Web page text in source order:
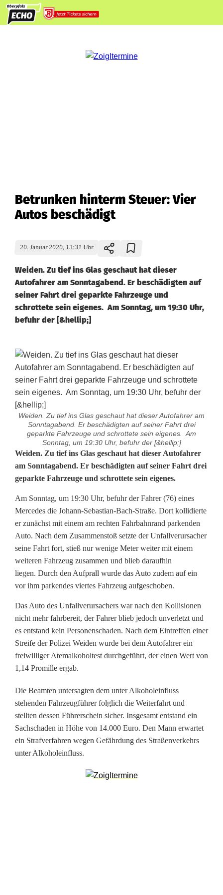
Betrunken hinterm Steuer: Vier
Autos beschädigt
20. Januar 2020, 13:31 Uhr
Weiden. Zu tief ins Glas geschaut hat dieser
Autofahrer am Sonntagabend. Er beschädigten auf
seiner Fahrt drei geparkte Fahrzeuge und
schrottete sein eigenes. Am Sonntag, um 19:30 Uhr,
befuhr der [&hellip;]
Weiden. Zu tief ins Glas geschaut hat dieser Autofahrer am
Sonntagabend. Er beschädigten auf seiner Fahrt drei
geparkte Fahrzeuge und schrottete sein eigenes. Am
Sonntag, um 19:30 Uhr, befuhr der [&hellip;]
B
e
t
r
u
n
k
e
n
h
i
n
e
r
m
S
Weiden. Zu tief ins Glas geschaut hat dieser Autofahrer
am Sonntagabend. Er beschädigten auf seiner Fahrt drei
geparkte Fahrzeuge und schrottete sein eigenes.
Am Sonntag, um 19:30 Uhr, befuhr der Fahrer (76) eines
Mercedes die Johann-Sebastian-Bach-Straße. Dort kollidierte
er zunächst mit einem am rechten Fahrbahnrand parkenden
Auto. Nach dem Zusammenstoß setzte der Unfallverursacher
seine Fahrt fort, stieß nur wenige Meter weiter mit einem
weiteren Fahrzeug zusammen und blieb daraufhin
liegen. Durch den Aufprall wurde das Auto zudem auf ein
vor ihm parkendes viertes Fahrzeug aufgeschoben.
Das Auto des Unfallverursachers war nach den Kollisionen
nicht mehr fahrbereit, der Fahrer blieb jedoch unverletzt und
es entstand kein Personenschaden. Nach dem Eintreffen einer
Streife der Polizei Weiden wurde bei dem Autofahrer ein
freiwilliger Atemalkoholtest durchgeführt, der einen Wert von
1,14 Promille ergab.
Die Beamten untersagten dem unter Alkoholeinfluss
stehenden Fahrzeugführer folglich die Weiterfahrt und
stellten dessen Führerschein sicher. Insgesamt entstand ein
Sachschaden in Höhe von 14.000 Euro. Den Mann erwartet
ein Strafverfahren wegen Gefährdung des Straßenverkehrs
unter Alkoholeinfluss.